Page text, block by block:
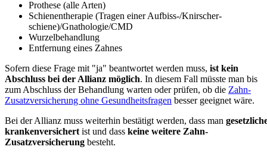
Prothese (alle Arten)
Schienentherapie (Tragen einer Aufbiss-/Knirscher­
schiene)/Gnathologie/CMD
Wurzelbehandlung
Entfernung eines Zahnes
Sofern diese Frage mit "ja" beantwortet werden muss, ist kein
Abschluss bei der Allianz möglich. In diesem Fall müsste man bis
zum Abschluss der Behandlung warten oder prüfen, ob die Zahn-
Zusatzversicherung ohne Gesundheitsfragen besser geeignet wäre.
Bei der Allianz muss weiterhin bestätigt werden, dass man
krankenversichert ist und dass keine weitere Zahn-
Zusatzversicherung besteht.